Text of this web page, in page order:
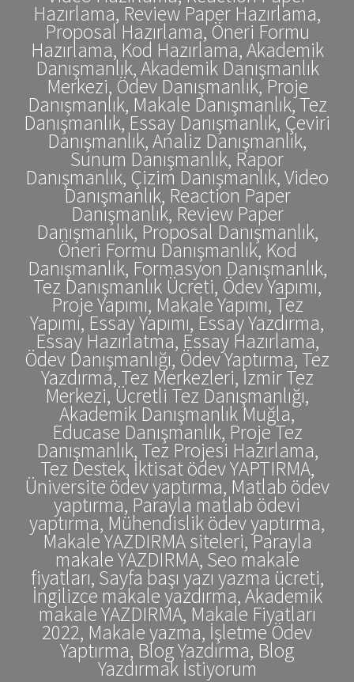
Hazırlama, Review Paper Hazırlama,
Proposal Hazırlama, Öneri Formu
Hazırlama, Kod Hazırlama, Akademik
Danışmanlık, Akademik Danışmanlık
Merkezi, Ödev Danışmanlık, Proje
Danışmanlık, Makale Danışmanlık, Tez
Danışmanlık, Essay Danışmanlık, Çeviri
Danışmanlık, Analiz Danışmanlık,
Sunum Danışmanlık, Rapor
Danışmanlık, Çizim Danışmanlık, Video
Danışmanlık, Reaction Paper
Danışmanlık, Review Paper
Danışmanlık, Proposal Danışmanlık,
Öneri Formu Danışmanlık, Kod
Danışmanlık, Formasyon Danışmanlık,
Tez Danışmanlık Ücreti, Ödev Yapımı,
Proje Yapımı, Makale Yapımı, Tez
Yapımı, Essay Yapımı, Essay Yazdırma,
Essay Hazırlatma, Essay Hazırlama,
Ödev Danışmanlığı, Ödev Yaptırma, Tez
Yazdırma, Tez Merkezleri, İzmir Tez
Merkezi, Ücretli Tez Danışmanlığı,
Akademik Danışmanlık Muğla,
Educase Danışmanlık, Proje Tez
Danışmanlık, Tez Projesi Hazırlama,
Tez Destek, İktisat ödev YAPTIRMA,
Üniversite ödev yaptırma, Matlab ödev
yaptırma, Parayla matlab ödevi
yaptırma, Mühendislik ödev yaptırma,
Makale YAZDIRMA siteleri, Parayla
makale YAZDIRMA, Seo makale
fiyatları, Sayfa başı yazı yazma ücreti,
İngilizce makale yazdırma, Akademik
makale YAZDIRMA, Makale Fiyatları
2022, Makale yazma, İşletme Ödev
Yaptırma, Blog Yazdırma, Blog
Yazdırmak İstiyorum